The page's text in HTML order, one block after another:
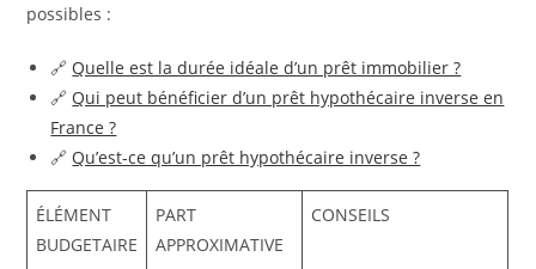
possibles :
🔗 Quelle est la durée idéale d’un prêt immobilier ?
🔗 Qui peut bénéficier d’un prêt hypothécaire inverse en
France ?
🔗 Qu’est-ce qu’un prêt hypothécaire inverse ?
ÉLÉMENT
BUDGETAIRE
PART
APPROXIMATIVE
CONSEILS